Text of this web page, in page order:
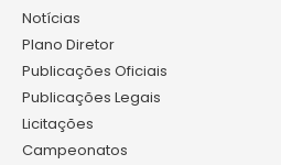
Notícias
Plano Diretor
Publicações Oficiais
Publicações Legais
Licitações
Campeonatos